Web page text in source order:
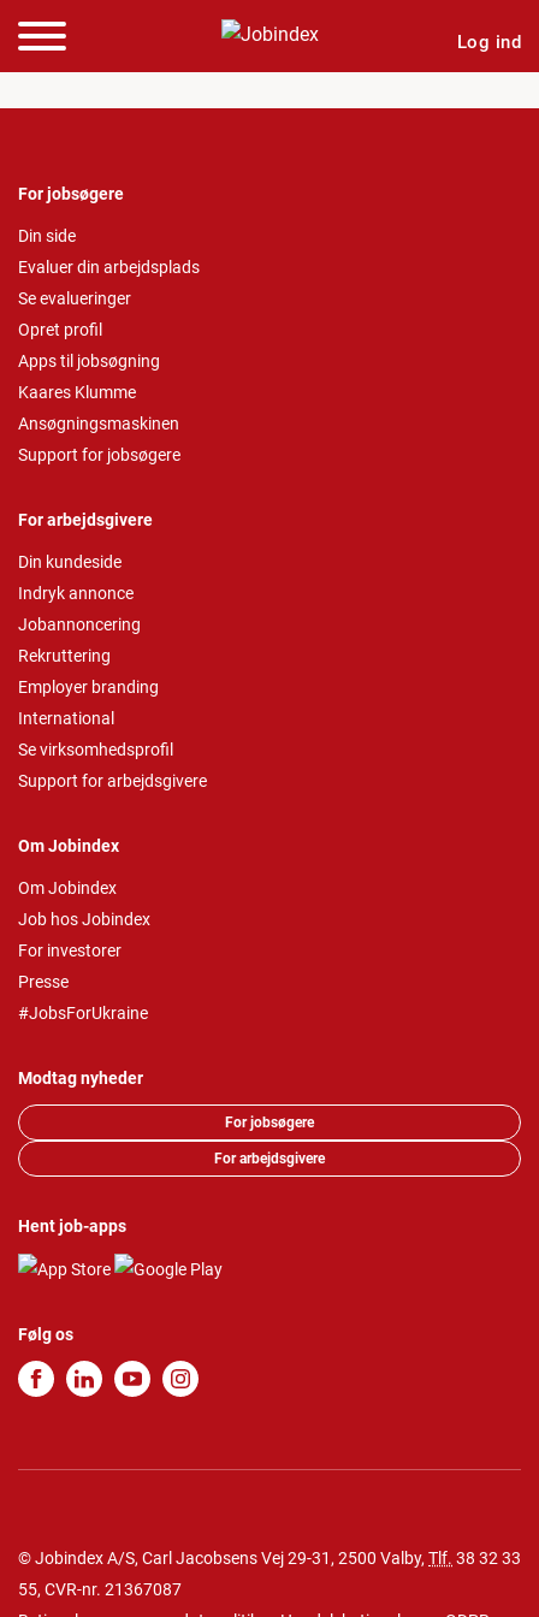
Log ind
For jobsøgere
Din side
Evaluer din arbejdsplads
Se evalueringer
Opret profil
Apps til jobsøgning
Kaares Klumme
Ansøgningsmaskinen
Support for jobsøgere
For arbejdsgivere
Din kundeside
Indryk annonce
Jobannoncering
Rekruttering
Employer branding
International
Se virksomhedsprofil
Support for arbejdsgivere
Om Jobindex
Om Jobindex
Job hos Jobindex
For investorer
Presse
#JobsForUkraine
Modtag nyheder
For jobsøgere
For arbejdsgivere
Hent job-apps
Følg os
© Jobindex A/S, Carl Jacobsens Vej 29-31, 2500 Valby, Tlf. 38 32 33
55, CVR-nr. 21367087